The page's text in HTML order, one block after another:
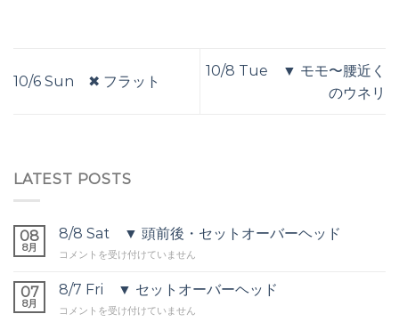
10/6 Sun ✖︎ フラット
10/8 Tue ▼ モモ〜腰近く
のウネリ
LATEST POSTS
08
8月
8/8 Sat ▼ 頭前後・セットオーバーヘッド
8/8
▼
前
コメントを受け付けていません
07
8月
8/7 Fri ▼ セットオーバーヘッド
8/7
コメントを受け付けていません